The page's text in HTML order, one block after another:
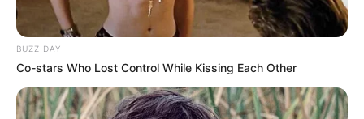
Fail! 10 Potret Makanan Gagal
Dimasak yang Bikin Kamu
Nggak Selera
BUZZ DAY
Co-stars Who Lost Control While Kissing Each Other